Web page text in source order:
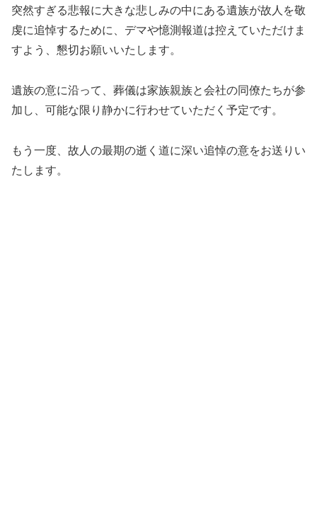
突然すぎる悲報に大きな悲しみの中にある遺族が故人を敬
虔に追悼するために、デマや憶測報道は控えていただけま
すよう、懇切お願いいたします。
遺族の意に沿って、葬儀は家族親族と会社の同僚たちが参
加し、可能な限り静かに行わせていただく予定です。
もう一度、故人の最期の逝く道に深い追悼の意をお送りい
たします。